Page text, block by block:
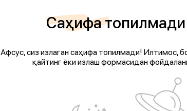
Саҳифа топилмади
Афсус, сиз излаган саҳифа топилмади! Илтимос,
қайтинг ёки излаш формасидан